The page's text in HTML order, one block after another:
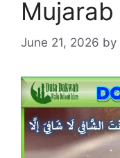
Mujarab
June 21, 2026 by